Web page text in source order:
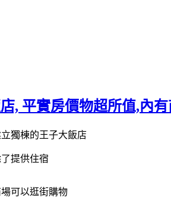
平實房價物超所值,內有
獨棟的王子大飯店
了提供住宿
可以逛街購物